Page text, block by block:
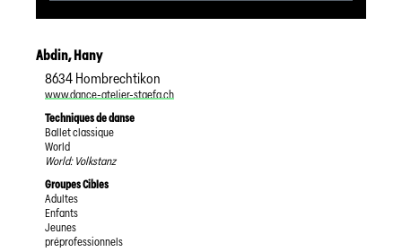
Abdin,Hany
8634 Hombrechtikon
www.dance-atelier-staefa.ch
Techniques de danse
Ballet classique
World
World: Volkstanz
Groupes Cibles
Adultes
Enfants
Jeunes
préprofessionnels